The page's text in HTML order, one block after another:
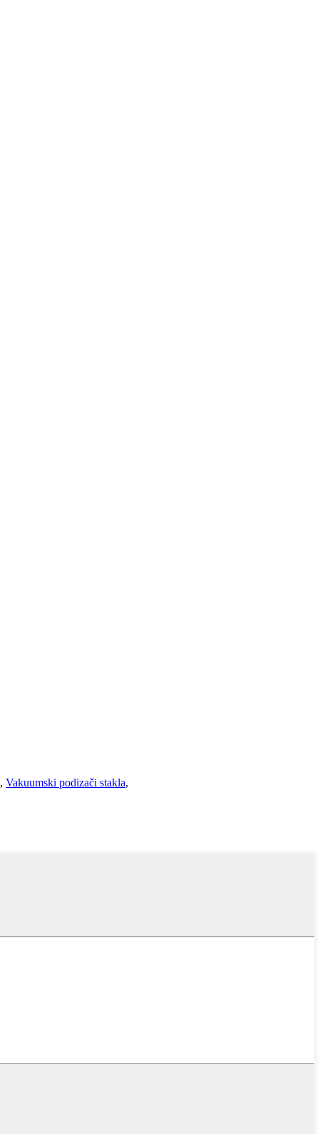
, Vakuumski podizači stakla,